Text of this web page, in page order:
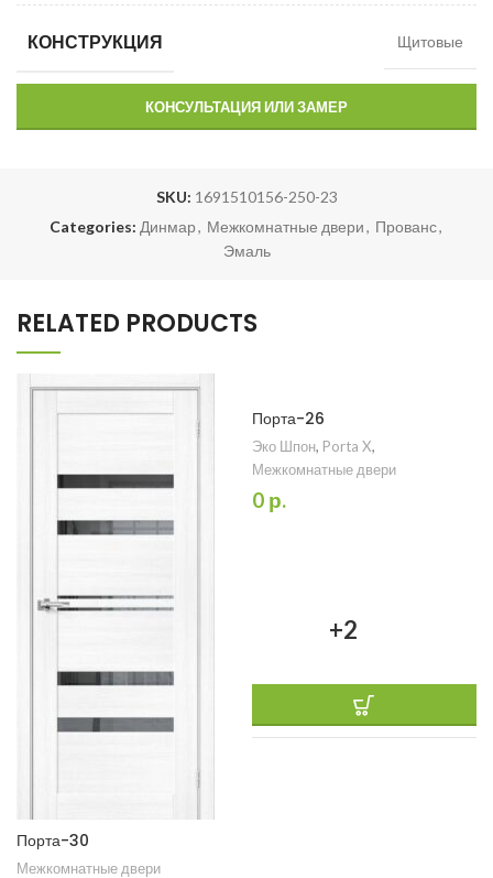
КОНСТРУКЦИЯ Щитовые
КОНСУЛЬТАЦИЯ ИЛИ ЗАМЕР
SKU: 1691510156-250-23
Categories: Динмар, Межкомнатные двери, Прованс,
Эмаль
RELATED PRODUCTS
Порта-30
Межкомнатные двери
Порта-26
Эко Шпон, Porta X,
Межкомнатные двери
0 р.
+2